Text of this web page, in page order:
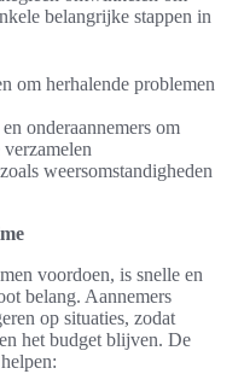
belangrijke stappen in
om herhalende problemen
onderaannemers om
weersomstandigheden
voordoen, is snelle en
belang. Aannemers
op situaties, zodat
het budget blijven. De